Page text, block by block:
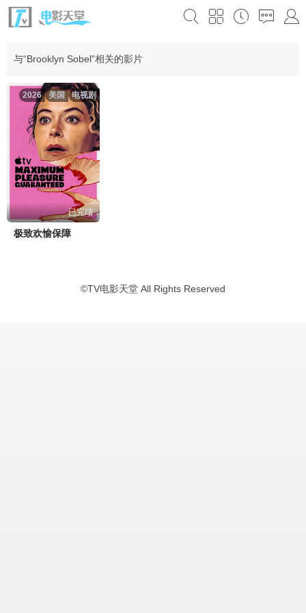
与“Brooklyn Sobel”相关的影片
电视剧
美国
2026
已完结
极致欢愉保障
©TV电影天堂 All Rights Reserved